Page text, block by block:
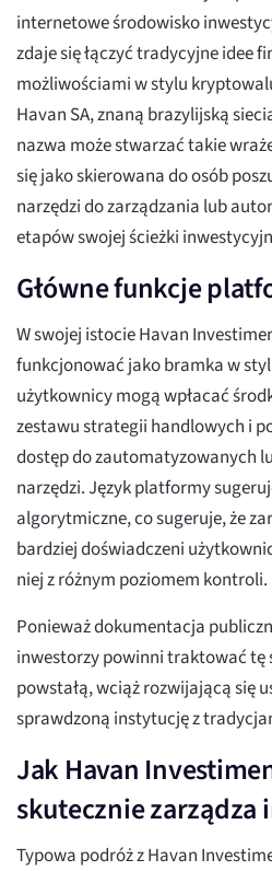
internetowe środowisko
zdaje się łączyć tradycyjne idee
możliwościami w stylu
Havan SA, znaną brazylijską
nazwa może stwarzać takie
się jako skierowana do osób
narzędzi do zarządzania lub
etapów swojej ścieżki
Główne funkcje
W swojej istocie Havan
funkcjonować jako bramka w
użytkownicy mogą wpłacać
zestawu strategii handlowych i
dostęp do zautomatyzowanych
narzędzi. Język platformy
algorytmiczne, co sugeruje, że
bardziej doświadczeni
niej z różnym poziomem kontroli.
Ponieważ dokumentacja
inwestorzy powinni traktować
powstałą, wciąż rozwijającą się
sprawdzoną instytucję z
Jak Havan
skutecznie zarządza
Typowa podróż z Havan